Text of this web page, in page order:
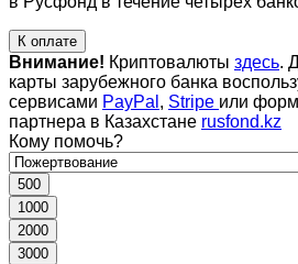
К оплате
Внимание! Криптовалюты здесь.
карты зарубежного банка
сервисами PayPal , Stripe или
партнера в Казахстане rusfond.kz
Кому помочь?
500
1000
2000
3000